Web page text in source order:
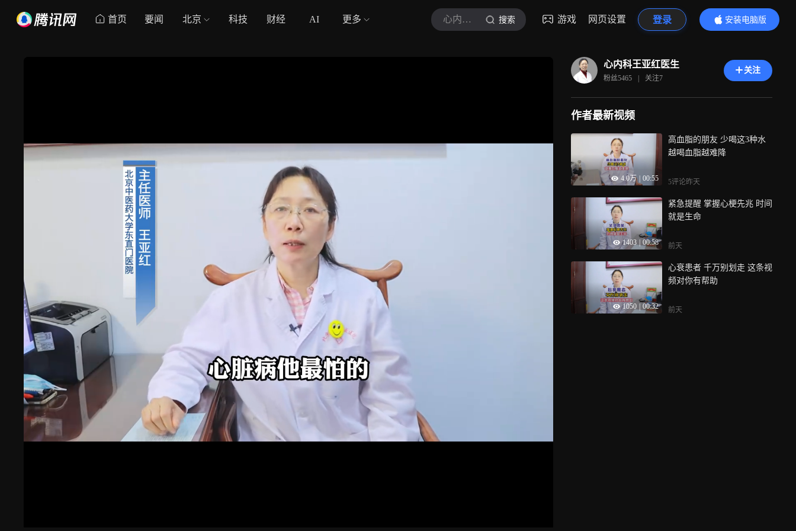
首页 要闻 北京 科技 财经 AI 更多 心内科王亚红医生 搜索 游戏 网页设置 登录
安装电脑版
内容更精彩
心内科王亚红医生
粉丝5465 | 关注7
关注
作者最新视频
4.0万 00:55
高血脂的朋友 少喝这3种水
越喝血脂越难降
5评论昨天
1403 00:58
紧急提醒 掌握心梗先兆 时间
就是生命
前天
1050 00:32
心衰患者 千万别划走 这条视
频对你有帮助
前天